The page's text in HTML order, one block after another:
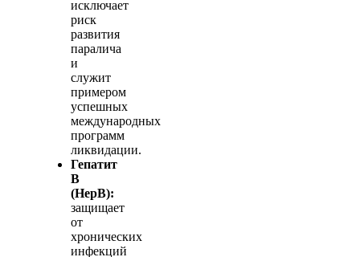
исключает
риск
развития
паралича
и
служит
примером
успешных
международных
программ
ликвидации.
Гепатит
В
(HepB):
защищает
от
хронических
инфекций